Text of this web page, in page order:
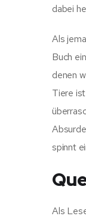
dabei
Als
Buch
denen
Tiere
spinnt
Als